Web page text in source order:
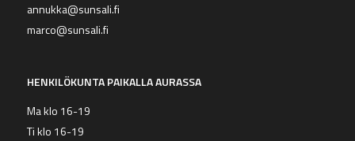
annukka@sunsali.fi
marco@sunsali.fi
HENKILÖKUNTA PAIKALLA AURASSA
Ma klo 16-19
Ti klo 16-19